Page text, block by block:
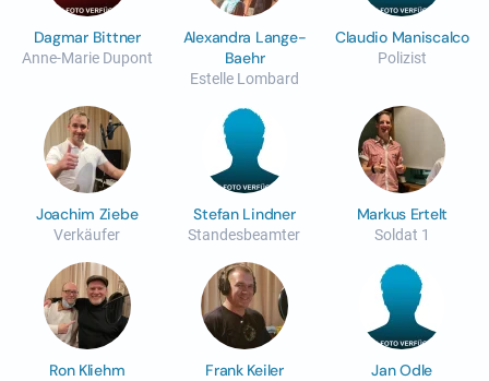
Dagmar Bittner
Anne-Marie Dupont
Alexandra Lange-
Baehr
Estelle Lombard
Claudio Maniscalco
Polizist
Joachim Ziebe
Verkäufer
Stefan Lindner
Standesbeamter
Markus Ertelt
Soldat 1
Ron Kliehm Frank Keiler Jan Odle